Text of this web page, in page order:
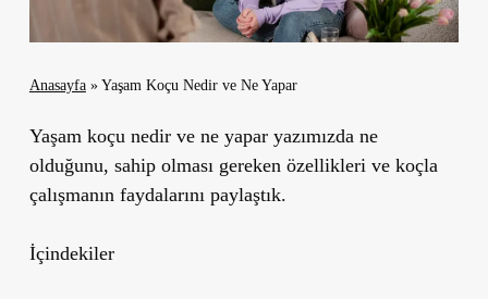
Anasayfa» Yaşam Koçu Nedir ve Ne Yapar
Yaşam koçu nedir ve ne yapar yazımızda ne
olduğunu, sahip olması gereken özellikleri ve koçla
çalışmanın faydalarını paylaştık.
İçindekiler